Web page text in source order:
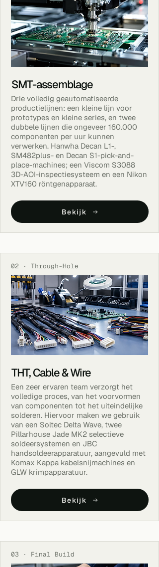
SMT-assemblage
Drie volledig geautomatiseerde
productielijnen: een kleine lijn voor
prototypes en kleine series, en twee
dubbele lijnen die ongeveer 160.000
componenten per uur kunnen
verwerken. Hanwha Decan L1-,
SM482plus- en Decan S1-pick-and-
place-machines; een Viscom S3088
3D-AOI-inspectiesysteem en een Nikon
XTV160 röntgenapparaat.
Bekijk
02 · Through-Hole
THT, Cable & Wire
Een zeer ervaren team verzorgt het
volledige proces, van het voorvormen
van componenten tot het uiteindelijke
solderen. Hiervoor maken we gebruik
van een Soltec Delta Wave, twee
Pillarhouse Jade MK2 selectieve
soldeersystemen en JBC
handsoldeerapparatuur, aangevuld met
Komax Kappa kabelsnijmachines en
GLW krimpapparatuur.
Bekijk
03 · Final Build